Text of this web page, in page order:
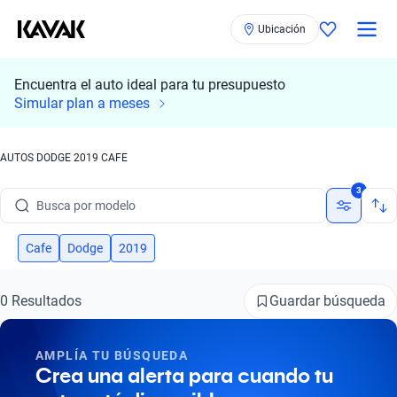
Ubicación
Encuentra el auto ideal para tu presupuesto
Simular plan a meses
AUTOS DODGE 2019 CAFE
Busca por modelo
Busca por versión
Busca por marca
Busca por modelo
3
Cafe Dodge 2019
0 Resultados Guardar búsqueda
AMPLÍA TU BÚSQUEDA
Crea una alerta para cuando tu